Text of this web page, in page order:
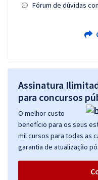
Fórum de dúvidas
Assinatura
para concursos
O melhor custo
benefício para os seus
mil cursos para todas as
garantia de atualização